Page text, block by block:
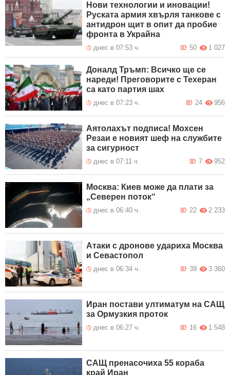
Нови технологии и иновации!
Руската армия хвърля танкове с
антидрон щит в опит да пробие
фронта в Украйна
днес в 07:53 ч. 1 027
50
Доналд Тръмп: Всичко ще се
нареди! Преговорите с Техеран
са като партия шах
днес в 07:23 ч. 956
24
Аятолахът подписа! Мохсен
Резаи е новият шеф на службите
за сигурност
днес в 07:11 ч. 952
7
Москва: Киев може да плати за
„Северен поток“
днес в 06:40 ч. 2 233
22
Атаки с дронове удариха Москва
и Севастопол
днес в 06:34 ч. 3 360
39
Иран постави ултиматум на САЩ
за Ормузкия проток
днес в 06:27 ч. 1 548
16
САЩ пренасочиха 55 кораба
край Иран